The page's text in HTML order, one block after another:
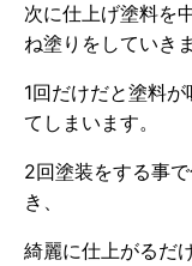
次に仕上げ塗料を
ね塗りをしていき
1回だけだと塗料
てしまいます。
2回塗装をする事
き、
綺麗に仕上がるだ